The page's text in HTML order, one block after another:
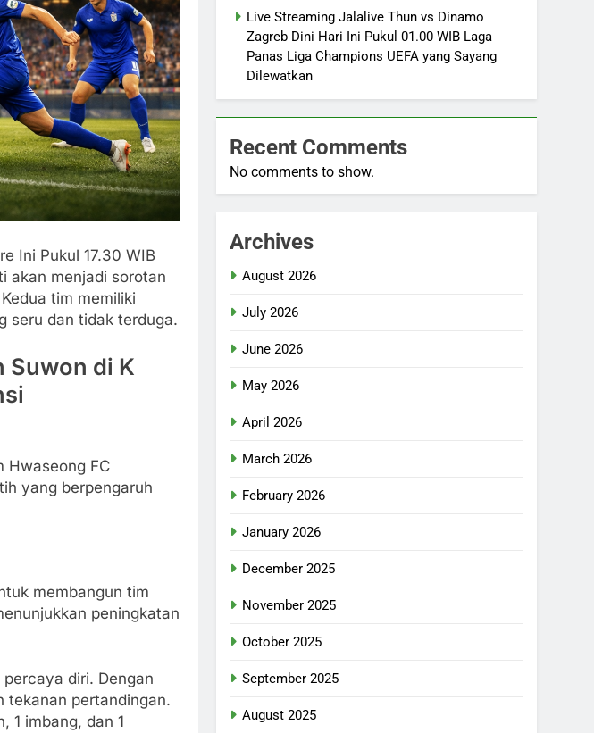
Ini Pukul 17.30 WIB
akan menjadi sorotan
tim memiliki
seru dan tidak terduga.
Suwon di K
Hwaseong FC
yang berpengaruh
membangun tim
peningkatan
diri. Dengan
tekanan pertandingan.
1 imbang, dan 1
Live Streaming Jalalive Thun vs Dinamo
Zagreb Dini Hari Ini Pukul 01.00 WIB Laga
Panas Liga Champions UEFA yang Sayang
Dilewatkan
Recent Comments
No comments to show.
Archives
August 2026
July 2026
June 2026
May 2026
April 2026
March 2026
February 2026
January 2026
December 2025
November 2025
October 2025
September 2025
August 2025